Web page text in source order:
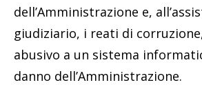
dell’Amministrazione e,
giudiziario, i reati di
abusivo a un sistema
danno dell’Amministrazione.